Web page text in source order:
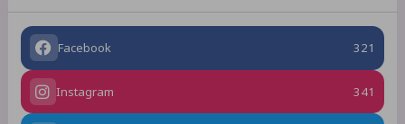
Facebook 321
Instagram 341